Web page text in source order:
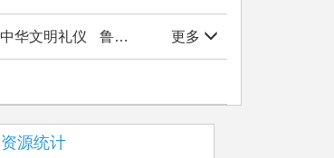
中华文明礼仪 鲁班文化与工匠精神 更多
资源统计